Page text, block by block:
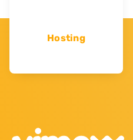
Hosting